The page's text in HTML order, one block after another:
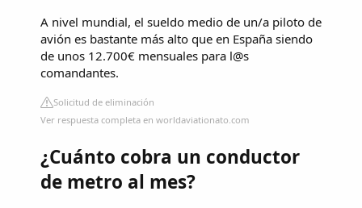
A nivel mundial, el sueldo medio de un/a piloto de
avión es bastante más alto que en España siendo
de unos 12.700€ mensuales para l@s
comandantes.
Solicitud de eliminación
Ver respuesta completa en worldaviationato.com
¿Cuánto cobra un conductor
de metro al mes?